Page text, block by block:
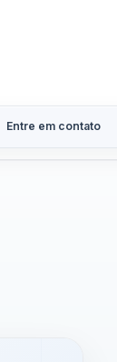
Entre em contato